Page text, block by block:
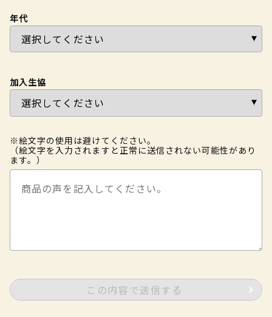
年代
加入生協
※絵文字の使用は避けてください。
（絵文字を入力されますと正常に送信されない可能性があり
ます。）
この内容で送信する